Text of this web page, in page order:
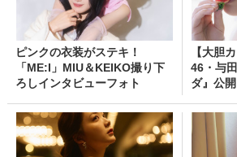
ピンクの衣装がステキ！
「ME:I」MIU＆KEIKO撮り下
ろしインタビューフォト
【大胆
46・与
ダ』公